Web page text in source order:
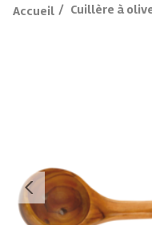
Accueil Cuillère à